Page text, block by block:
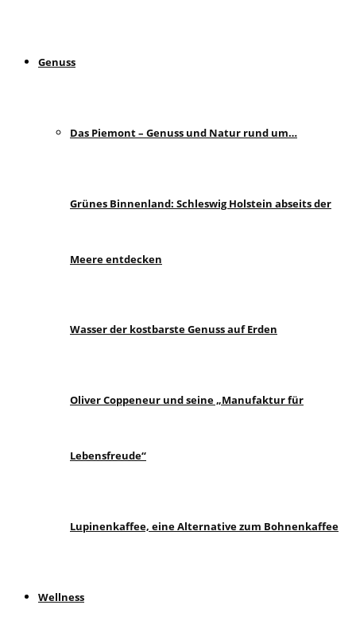
Genuss
Das Piemont – Genuss und Natur rund um…
Grünes Binnenland: Schleswig Holstein abseits der
Meere entdecken
Wasser der kostbarste Genuss auf Erden
Oliver Coppeneur und seine „Manufaktur für
Lebensfreude“
Lupinenkaffee, eine Alternative zum Bohnenkaffee
Wellness